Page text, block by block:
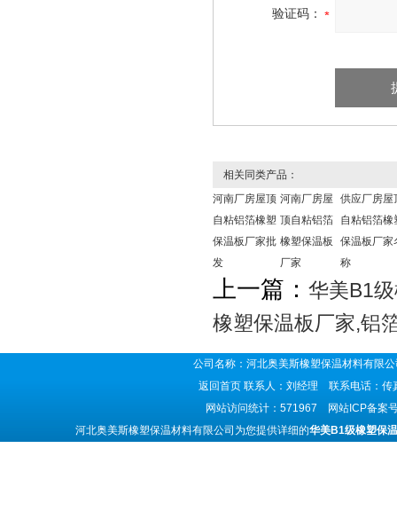
验证码：
相关同类产品：
河南厂房屋顶
自粘铝箔橡塑
保温板厂家批
发
河南厂房屋
顶自粘铝箔
橡塑保温板
厂家
供应厂房屋
自粘铝箔橡
保温板厂家
称
上一篇： 华美B1
橡塑保温板厂家,铝
公司名称：河北奥美斯橡塑保温材料有
返回首页 联系人：刘经理 联系电话：
网站访问统计：571967 网站ICP备案
河北奥美斯橡塑保温材料有限公司为您提供详细的华美B1级橡塑保